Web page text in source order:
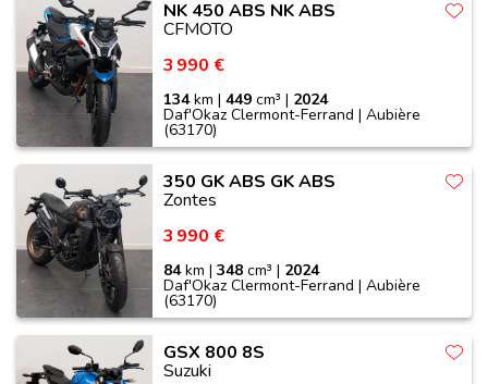
NK 450 ABS NK ABS
CFMOTO
3 990 €
134km |449 cm³ | 2024
Daf'Okaz Clermont-Ferrand | Aubière
(63170)
350 GK ABS GK ABS
Zontes
3 990 €
84km |348 cm³ | 2024
Daf'Okaz Clermont-Ferrand | Aubière
(63170)
GSX 800 8S
Suzuki